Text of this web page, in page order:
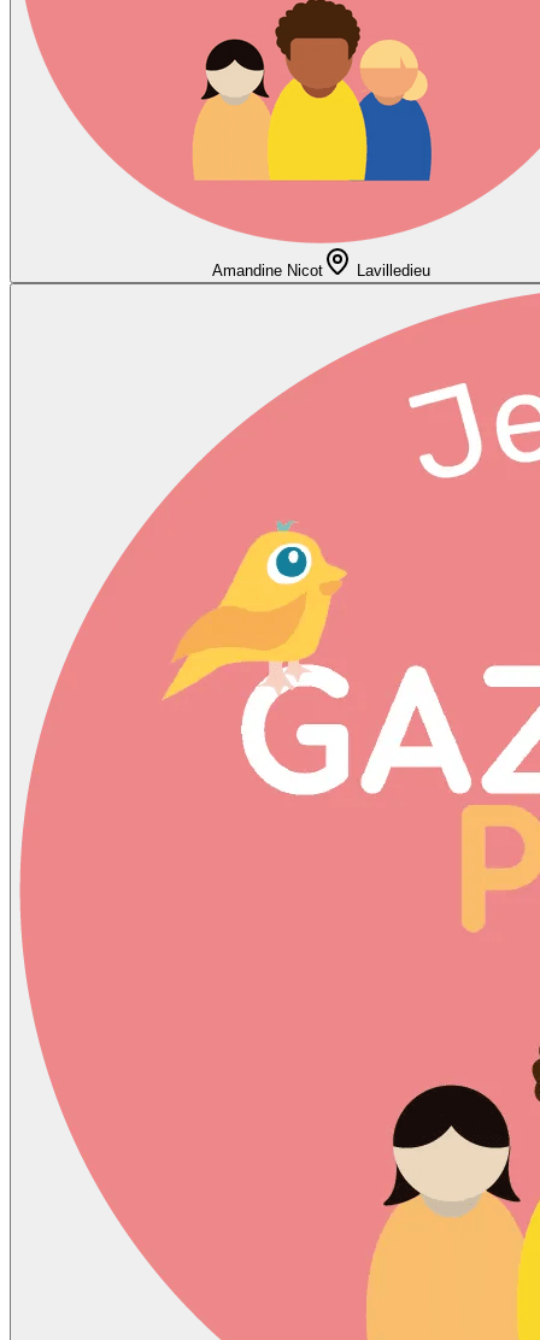
Amandine Nicot Lavilledieu